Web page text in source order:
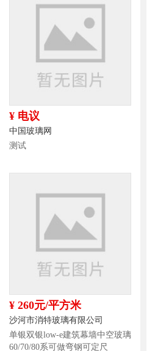
¥ 电议
中国玻璃网
测试
¥ 260元/平方米
沙河市消特玻璃有限公司
单银双银low-e建筑幕墙中空玻璃
60/70/80系可做弯钢可定尺